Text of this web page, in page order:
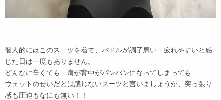
個人的にはこのスーツを着て、パドルが調子悪い・疲れやすいと感
じた日は一度もありません。
どんなに辛くても、肩が背中がパンパンになってしまっても、
ウェットのせいだとは感じないスーツと言いましょうか、突っ張り
感も圧迫もなにも無い！！